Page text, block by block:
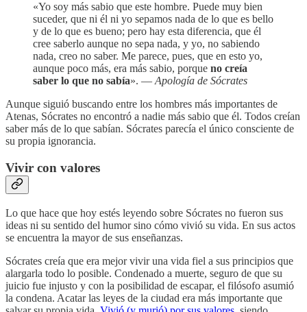
«Yo soy más sabio que este hombre. Puede muy bien
suceder, que ni él ni yo sepamos nada de lo que es bello
y de lo que es bueno; pero hay esta diferencia, que él
cree saberlo aunque no sepa nada, y yo, no sabiendo
nada, creo no saber. Me parece, pues, que en esto yo,
aunque poco más, era más sabio, porque no creía
saber lo que no sabía». —Apología de Sócrates
Aunque siguió buscando entre los hombres más importantes de
Atenas, Sócrates no encontró a nadie más sabio que él. Todos creían
saber más de lo que sabían. Sócrates parecía el único consciente de
su propia ignorancia.
Vivir con valores
Lo que hace que hoy estés leyendo sobre Sócrates no fueron sus
ideas ni su sentido del humor sino cómo vivió su vida. En sus actos
se encuentra la mayor de sus enseñanzas.
Sócrates creía que era mejor vivir una vida fiel a sus principios que
alargarla todo lo posible. Condenado a muerte, seguro de que su
juicio fue injusto y con la posibilidad de escapar, el filósofo asumió
la condena. Acatar las leyes de la ciudad era más importante que